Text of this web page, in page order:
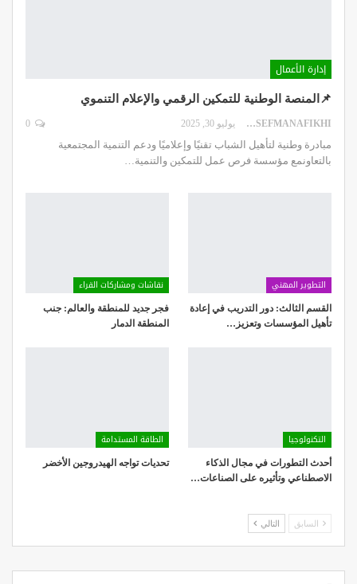
إدارة الأعمال
📌المنصة الوطنية للتمكين الرقمي والإعلام التنموي
DR.YOUSEFMANAFIKHI يوليو 30, 2025
مبادرة وطنية لتأهيل الشباب تقنيًا وإعلاميًا ودعم التنمية المجتمعية
بالتعاونمع مؤسسة فرص عمل للتمكين والتنمية…
التطوير المهني
القسم الثالث: دور التدريب في إعادة
تأهيل المؤسسات وتعزيز…
نقاشات ومشاركات القراء
فجر جديد للمنطقة والعالم: جنب
المنطقة الدمار
التكنولوجيا
أحدث التطورات في مجال الذكاء
الاصطناعي وتأثيره على الصناعات…
الطاقة المستدامة
تحديات تواجه الهيدروجين الأخضر
السابق التالي